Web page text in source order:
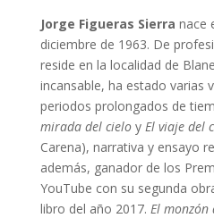
Jorge Figueras Sierra nace
diciembre de 1963. De
reside en la localidad de
incansable, ha estado varias
periodos prolongados de
mirada del cieloy El viaje del
Carena), narrativa y ensayo
además, ganador de los
YouTube con su segunda
libro del año 2017. El monzón